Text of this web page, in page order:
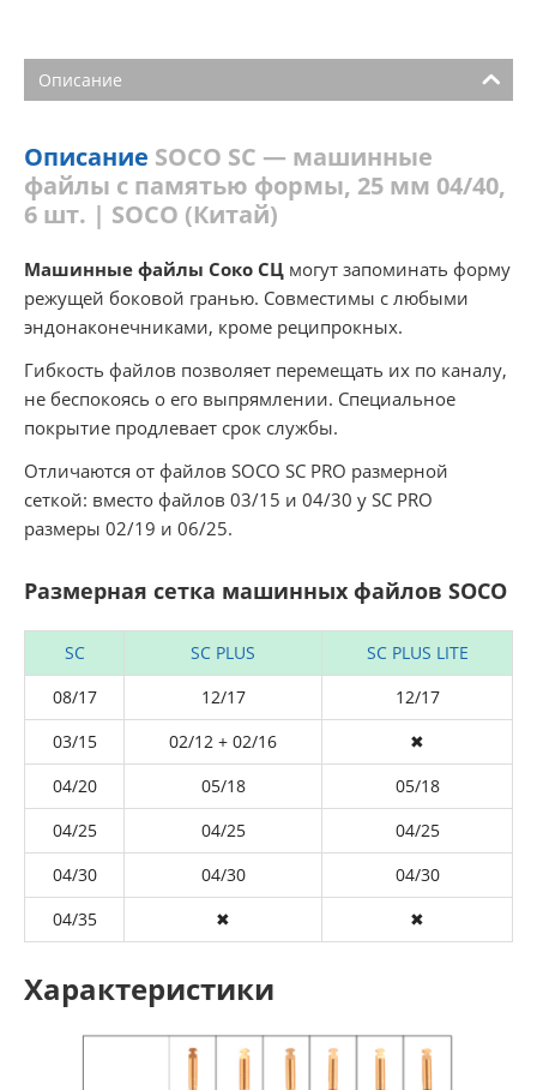
Описание
Описание SOCO SC — машинные
файлы с памятью формы, 25 мм 04/40,
6 шт. | SOCO (Китай)
Машинные файлы Соко СЦ могут запоминать форму
режущей боковой гранью. Совместимы с любыми
эндонаконечниками, кроме реципрокных.
Гибкость файлов позволяет перемещать их по каналу,
не беспокоясь о его выпрямлении. Специальное
покрытие продлевает срок службы.
Отличаются от файлов SOCO SC PRO размерной
сеткой: вместо файлов 03/15 и 04/30 у SC PRO
размеры 02/19 и 06/25.
Размерная сетка машинных файлов SOCO
SC SC PLUS
SC PLUS LITE
08/17
12/17
12/17
03/15
02/12 + 02/16
✖
04/20
05/18
05/18
04/25
04/25
04/25
04/30
04/30
04/30
04/35
✖ ✖
Характеристики